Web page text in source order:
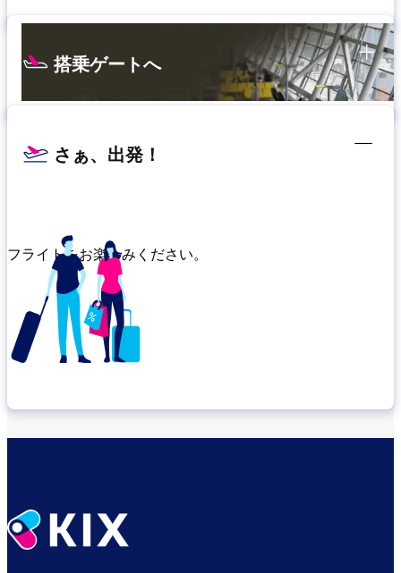
搭乗ゲートへ
さぁ、出発！
フライトをお楽しみください。